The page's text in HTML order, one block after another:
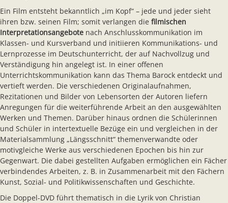
Ein Film entsteht bekanntlich „im Kopf“ – jede und jeder sieht
ihren bzw. seinen Film; somit verlangen die filmischen
Interpretationsangebote nach Anschlusskommunikation im
Klassen- und Kursverband und initiieren Kommunikations- und
Lernprozesse im Deutschunterricht, der auf Nachvollzug und
Verständigung hin angelegt ist. In einer offenen
Unterrichtskommunikation kann das Thema Barock entdeckt und
vertieft werden. Die verschiedenen Originalaufnahmen,
Rezitationen und Bilder von Lebensorten der Autoren liefern
Anregungen für die weiterführende Arbeit an den ausgewählten
Werken und Themen. Darüber hinaus ordnen die Schülerinnen
und Schüler in intertextuelle Bezüge ein und vergleichen in der
Materialsammlung „Längsschnitt“ themenverwandte oder
motivgleiche Werke aus verschiedenen Epochen bis hin zur
Gegenwart. Die dabei gestellten Aufgaben ermöglichen ein Fächer
verbindendes Arbeiten, z. B. in Zusammenarbeit mit den Fächern
Kunst, Sozial- und Politikwissenschaften und Geschichte.
Die Doppel-DVD führt thematisch in die Lyrik von Christian